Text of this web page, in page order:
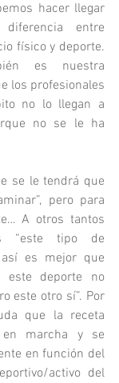
hacer llegar
entre
físico y deporte.
es nuestra
los profesionales
no lo llegan a
no se le ha
se le tendrá que
pero para
A otros tantos
“este tipo de
es mejor que
este deporte no
este otro sí”. Por
que la receta
en marcha y se
en función del
activo del